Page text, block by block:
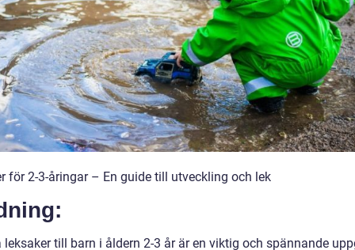
för 2-3-åringar – En guide till utveckling och lek
leksaker till barn i åldern 2-3 år är en viktig och spännande